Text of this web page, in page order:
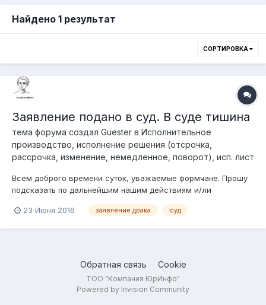
Найдено 1 результат
СОРТИРОВКА
Заявление подано в суд. В суде тишина
тема форума создал Guester в Исполнительное
производство, исполнение решения (отсрочка,
рассрочка, изменение, немедленное, поворот), исп. лист
Всем доброго времени суток, уважаемые формчане. Прошу
подсказать по дальнейшим нашим действиям и/ли
есть друг. Медик от бога. Работает реаниматологом-
23 Июня 2016 заявление драка суд
Обратная связь Cookie
ТОО "Компания ЮрИнфо"
Powered by Invision Community